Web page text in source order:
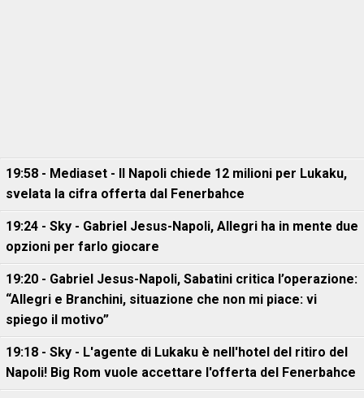
19:58 - Mediaset - Il Napoli chiede 12 milioni per Lukaku,
svelata la cifra offerta dal Fenerbahce
19:24 - Sky - Gabriel Jesus-Napoli, Allegri ha in mente due
opzioni per farlo giocare
19:20 - Gabriel Jesus-Napoli, Sabatini critica l’operazione:
“Allegri e Branchini, situazione che non mi piace: vi
spiego il motivo”
19:18 - Sky - L'agente di Lukaku è nell'hotel del ritiro del
Napoli! Big Rom vuole accettare l'offerta del Fenerbahce